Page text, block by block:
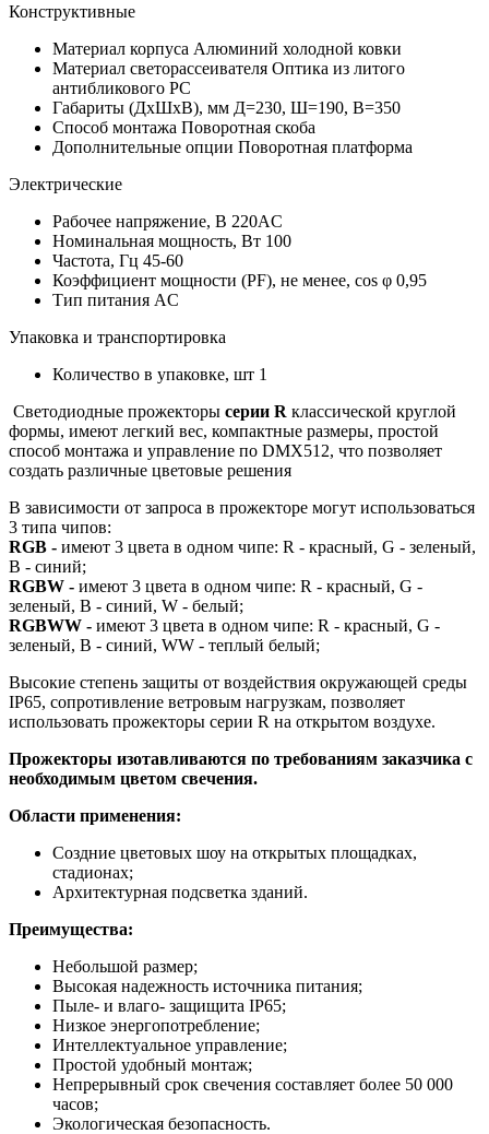
Конструктивные
Материал корпуса Алюминий холодной ковки
Материал светорассеивателя Оптика из литого
антибликового PC
Габариты (ДхШхВ), мм Д=230, Ш=190, В=350
Способ монтажа Поворотная скоба
Дополнительные опции Поворотная платформа
Электрические
Рабочее напряжение, В 220AC
Номинальная мощность, Вт 100
Частота, Гц 45-60
Коэффициент мощности (PF), не менее, cos φ 0,95
Тип питания AC
Упаковка и транспортировка
Количество в упаковке, шт 1
Светодиодные прожекторы серии R классической круглой
формы, имеют легкий вес, компактные размеры, простой
способ монтажа и управление по DMX512, что позволяет
создать различные цветовые решения
В зависимости от запроса в прожекторе могут использоваться
3 типа чипов:
RGB - имеют 3 цвета в одном чипе: R - красный, G - зеленый,
B - синий;
RGBW - имеют 3 цвета в одном чипе: R - красный, G -
зеленый, B - синий, W - белый;
RGBWW - имеют 3 цвета в одном чипе: R - красный, G -
зеленый, B - синий, WW - теплый белый;
Высокие степень защиты от воздействия окружающей среды
IP65, сопротивление ветровым нагрузкам, позволяет
использовать прожекторы серии R на открытом воздухе.
Прожекторы изотавливаются по требованиям заказчика с
необходимым цветом свечения.
Области применения:
Создние цветовых шоу на открытых площадках,
стадионах;
Архитектурная подсветка зданий.
Преимущества:
Небольшой размер;
Высокая надежность источника питания;
Пыле- и влаго- защищита IP65;
Низкое энергопотребление;
Интеллектуальное управление;
Простой удобный монтаж;
Непрерывный срок свечения составляет более 50 000
часов;
Экологическая безопасность.